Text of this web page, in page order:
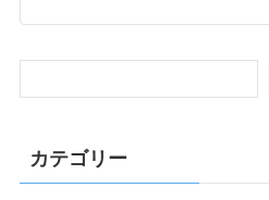
カテゴリー